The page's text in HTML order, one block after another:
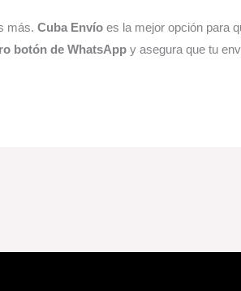
más.Cuba Envío es la mejor opción para
botón de WhatsApp y asegura que tu